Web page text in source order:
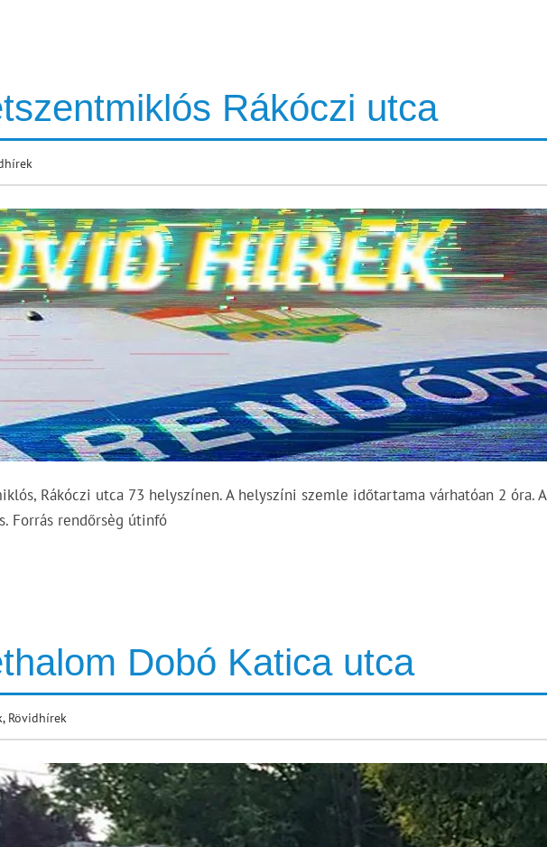
Rákóczi utca
Rákóczi utca 73 helyszínen. A helyszíni szemle időtartama várhatóan 2 óra. A
Forrás rendőrsèg útinfó
Dobó Katica utca
, Rövidhírek